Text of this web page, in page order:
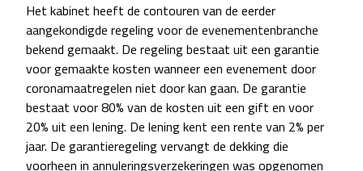
Het kabinet heeft de contouren van de eerder
aangekondigde regeling voor de evenementenbranche
bekend gemaakt. De regeling bestaat uit een garantie
voor gemaakte kosten wanneer een evenement door
coronamaatregelen niet door kan gaan. De garantie
bestaat voor 80% van de kosten uit een gift en voor
20% uit een lening. De lening kent een rente van 2% per
jaar. De garantieregeling vervangt de dekking die
voorheen in annuleringsverzekeringen was opgenomen